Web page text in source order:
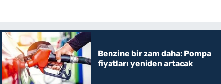
Benzine bir zam daha: Pompa
fiyatları yeniden artacak